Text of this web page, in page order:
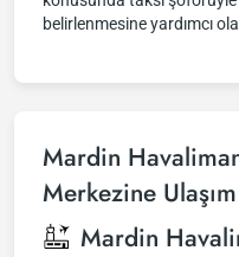
belirlenmesine yardımcı
Mardin
Merkezine Ulaşım
Mardin